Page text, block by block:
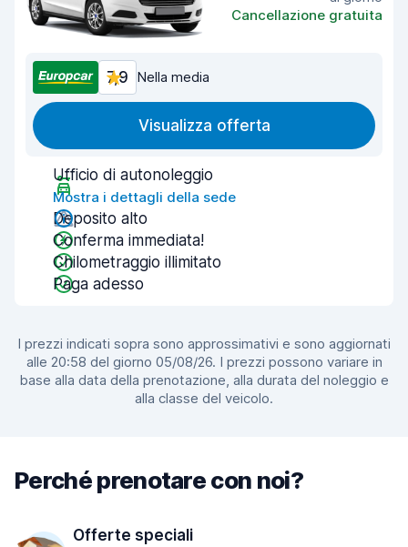
Cancellazione gratuita
7,9 Nella media
Visualizza offerta
Ufficio di autonoleggio
Mostra i dettagli della sede
Deposito alto
Conferma immediata!
Chilometraggio illimitato
Paga adesso
I prezzi indicati sopra sono approssimativi e sono aggiornati
alle 20:58 del giorno 05/08/26. I prezzi possono variare in
base alla data della prenotazione, alla durata del noleggio e
alla classe del veicolo.
Perché prenotare con noi?
Offerte speciali